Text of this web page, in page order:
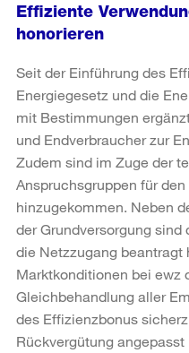
Effiziente
honorieren
Seit der Einführung des
Energiegesetz und die
mit Bestimmungen
und Endverbraucher zur
Zudem sind im Zuge der
Anspruchsgruppen für
hinzugekommen. Neben
der Grundversorgung sind
die Netzzugang beantragt
Marktkonditionen bei ewz
Gleichbehandlung aller
des Effizienzbonus
Rückvergütung